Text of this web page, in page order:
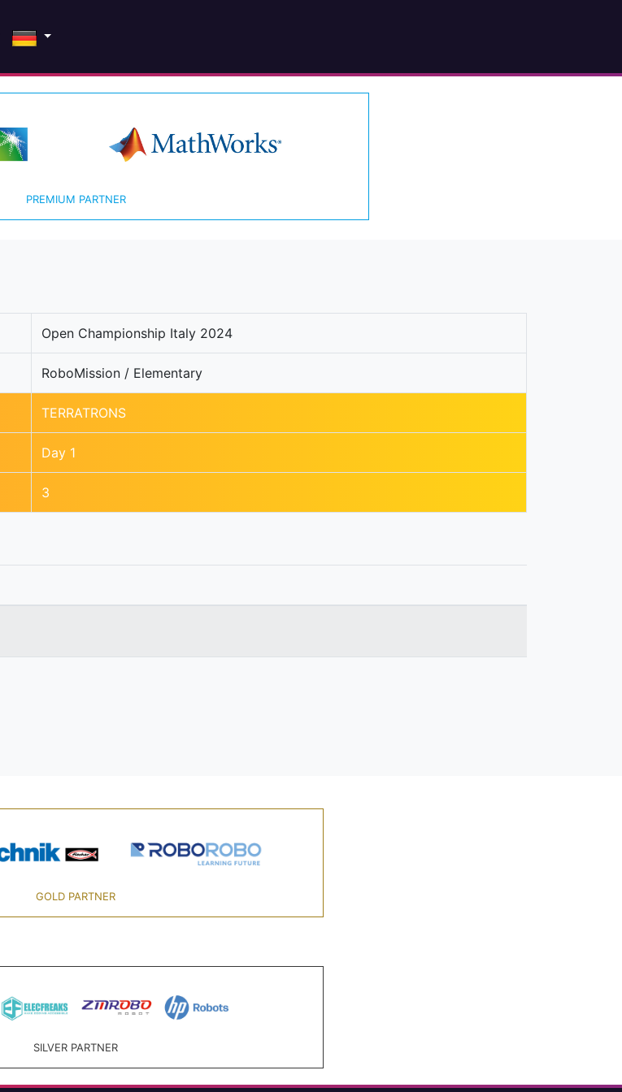
PREMIUM PARTNER
Open Championship Italy 2024
RoboMission / Elementary
TERRATRONS
Day 1
3
GOLD PARTNER
SILVER PARTNER